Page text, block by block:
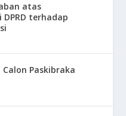
atas
terhadap
Paskibraka